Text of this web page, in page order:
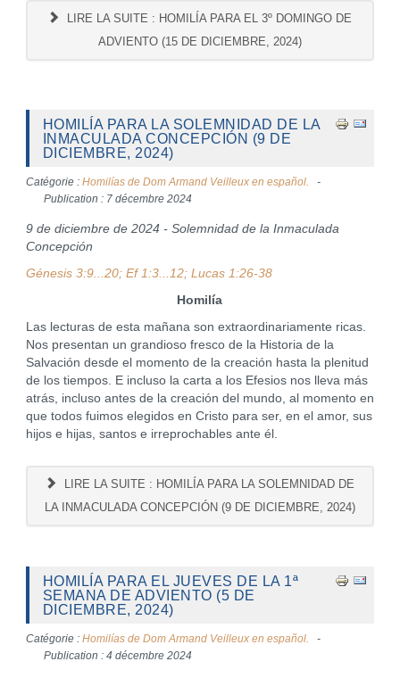
LIRE LA SUITE : HOMILÍA PARA EL 3º DOMINGO DE
ADVIENTO (15 DE DICIEMBRE, 2024)
HOMILÍA PARA LA SOLEMNIDAD DE LA
INMACULADA CONCEPCIÓN (9 DE
DICIEMBRE, 2024)
Catégorie : Homilías de Dom Armand Veilleux en español.
Publication : 7 décembre 2024
9 de diciembre de 2024 - Solemnidad de la Inmaculada
Concepción
Génesis 3:9...20; Ef 1:3...12; Lucas 1:26-38
Homilía
Las lecturas de esta mañana son extraordinariamente ricas.
Nos presentan un grandioso fresco de la Historia de la
Salvación desde el momento de la creación hasta la plenitud
de los tiempos. E incluso la carta a los Efesios nos lleva más
atrás, incluso antes de la creación del mundo, al momento en
que todos fuimos elegidos en Cristo para ser, en el amor, sus
hijos e hijas, santos e irreprochables ante él.
LIRE LA SUITE : HOMILÍA PARA LA SOLEMNIDAD DE
LA INMACULADA CONCEPCIÓN (9 DE DICIEMBRE, 2024)
HOMILÍA PARA EL JUEVES DE LA 1ª
SEMANA DE ADVIENTO (5 DE
DICIEMBRE, 2024)
Catégorie : Homilías de Dom Armand Veilleux en español.
Publication : 4 décembre 2024